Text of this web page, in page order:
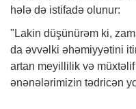
hələ də istifadə olunur:
"Lakin düşünürəm ki,
da əvvəlki əhəmiyyətini
artan meyillilik və
ənənələrimizin tədricən